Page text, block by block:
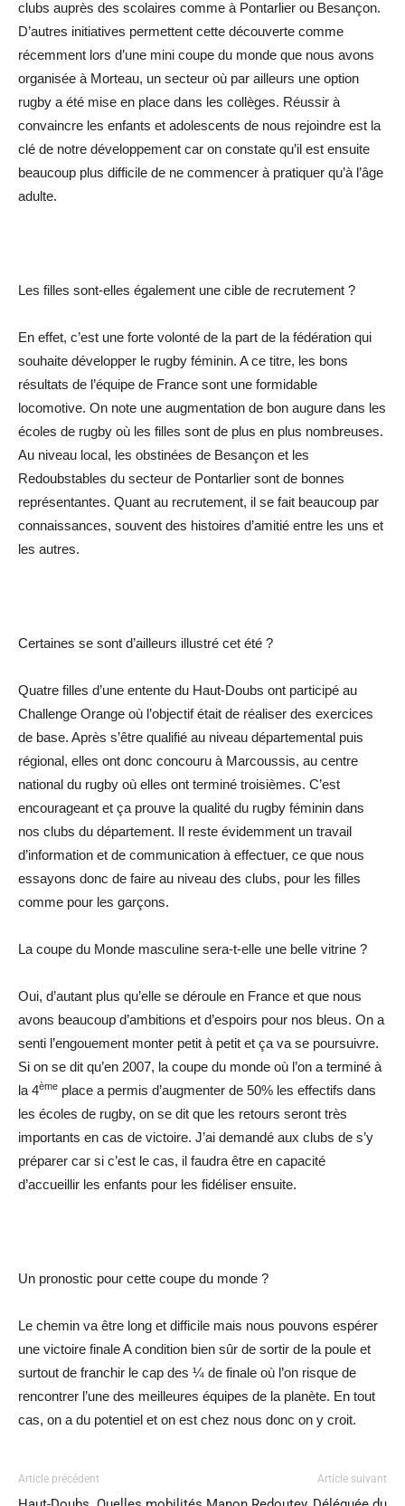
clubs auprès des scolaires comme à Pontarlier ou Besançon.
D’autres initiatives permettent cette découverte comme
récemment lors d’une mini coupe du monde que nous avons
organisée à Morteau, un secteur où par ailleurs une option
rugby a été mise en place dans les collèges. Réussir à
convaincre les enfants et adolescents de nous rejoindre est la
clé de notre développement car on constate qu’il est ensuite
beaucoup plus difficile de ne commencer à pratiquer qu’à l’âge
adulte.
Les filles sont-elles également une cible de recrutement ?
En effet, c’est une forte volonté de la part de la fédération qui
souhaite développer le rugby féminin. A ce titre, les bons
résultats de l’équipe de France sont une formidable
locomotive. On note une augmentation de bon augure dans les
écoles de rugby où les filles sont de plus en plus nombreuses.
Au niveau local, les obstinées de Besançon et les
Redoubstables du secteur de Pontarlier sont de bonnes
représentantes. Quant au recrutement, il se fait beaucoup par
connaissances, souvent des histoires d’amitié entre les uns et
les autres.
Certaines se sont d’ailleurs illustré cet été ?
Quatre filles d’une entente du Haut-Doubs ont participé au
Challenge Orange où l’objectif était de réaliser des exercices
de base. Après s’être qualifié au niveau départemental puis
régional, elles ont donc concouru à Marcoussis, au centre
national du rugby où elles ont terminé troisièmes. C’est
encourageant et ça prouve la qualité du rugby féminin dans
nos clubs du département. Il reste évidemment un travail
d’information et de communication à effectuer, ce que nous
essayons donc de faire au niveau des clubs, pour les filles
comme pour les garçons.
La coupe du Monde masculine sera-t-elle une belle vitrine ?
Oui, d’autant plus qu’elle se déroule en France et que nous
avons beaucoup d’ambitions et d’espoirs pour nos bleus. On a
senti l’engouement monter petit à petit et ça va se poursuivre.
Si on se dit qu’en 2007, la coupe du monde où l’on a terminé à
la 4ème place a permis d’augmenter de 50% les effectifs dans
les écoles de rugby, on se dit que les retours seront très
importants en cas de victoire. J’ai demandé aux clubs de s’y
préparer car si c’est le cas, il faudra être en capacité
d’accueillir les enfants pour les fidéliser ensuite.
Un pronostic pour cette coupe du monde ?
Le chemin va être long et difficile mais nous pouvons espérer
une victoire finale A condition bien sûr de sortir de la poule et
surtout de franchir le cap des ¼ de finale où l’on risque de
rencontrer l’une des meilleures équipes de la planète. En tout
cas, on a du potentiel et on est chez nous donc on y croit.
Article précédent Article suivant